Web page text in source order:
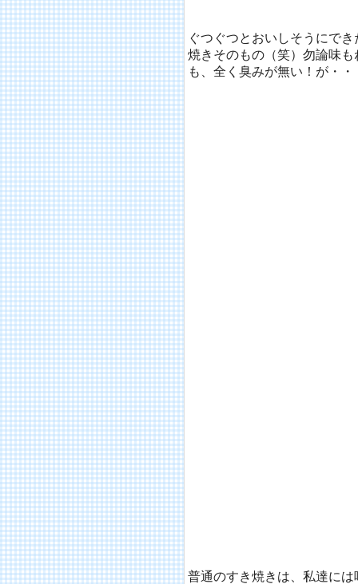
ぐつぐつとおいしそうにで
焼きそのもの（笑）勿論味
も、全く臭みが無い！が・・
普通のすき焼きは、私達に